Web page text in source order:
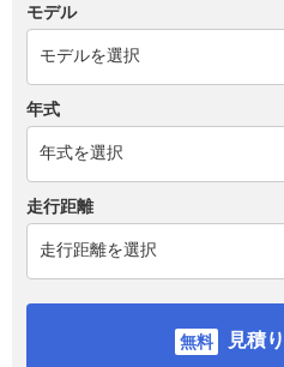
モデル
年式
走行距離
見積